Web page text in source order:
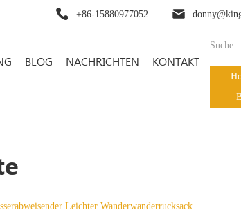
+86-15880977052
BLOG NACHRICHTEN KONTAKT
Leichter Wanderwanderrucksack